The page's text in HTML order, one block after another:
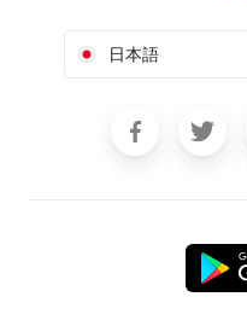
日本語